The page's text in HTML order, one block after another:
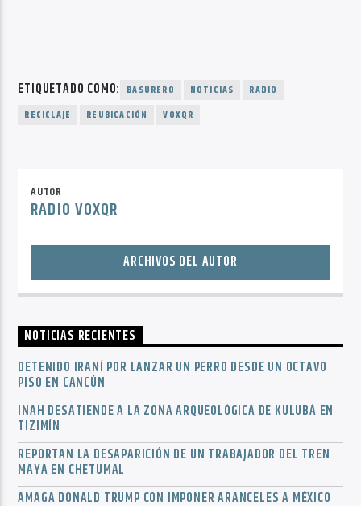
ETIQUETADO COMO: BASURERO NOTICIAS
RADIO
RECICLAJE
REUBICACIÓN VOXQR
AUTOR
RADIO VOXQR
ARCHIVOS DEL AUTOR
NOTICIAS RECIENTES
DETENIDO IRANÍ POR LANZAR UN PERRO DESDE UN OCTAVO
PISO EN CANCÚN
INAH DESATIENDE A LA ZONA ARQUEOLÓGICA DE KULUBÁ EN
TIZIMÍN
REPORTAN LA DESAPARICIÓN DE UN TRABAJADOR DEL TREN
MAYA EN CHETUMAL
AMAGA DONALD TRUMP CON IMPONER ARANCELES A MÉXICO